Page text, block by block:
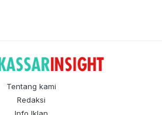
Tentang kami
Redaksi
Info Iklan